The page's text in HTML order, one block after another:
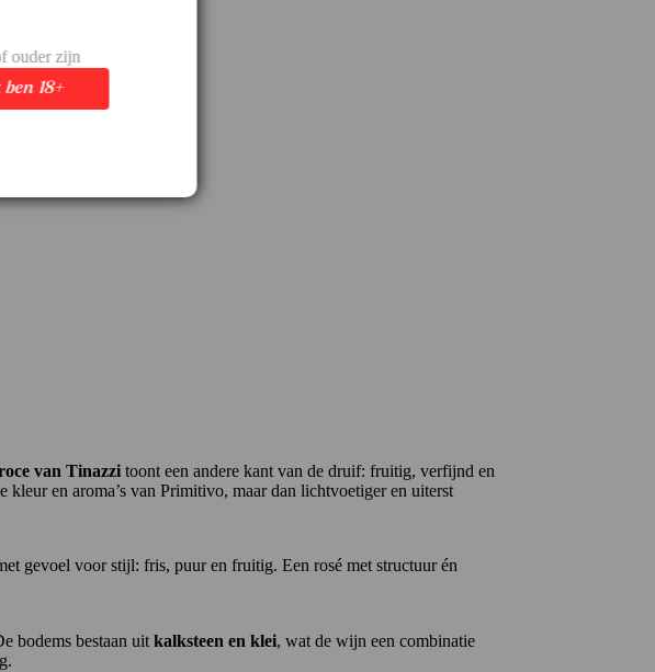
van Tinazzi toont een andere kant van de druif: fruitig, verfijnd en
en aroma’s van Primitivo, maar dan lichtvoetiger en uiterst
gevoel voor stijl: fris, puur en fruitig. Een rosé met structuur én
bodems bestaan uit kalksteen en klei, wat de wijn een combinatie
ouder zijn
ben 18+